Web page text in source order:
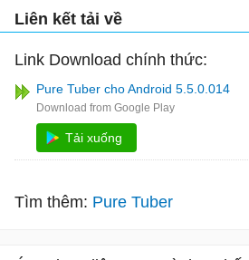
Liên kết tải về
Link Download chính thức:
Pure Tuber cho Android 5.5.0.014
Tải xuống
Tìm thêm: Pure Tuber